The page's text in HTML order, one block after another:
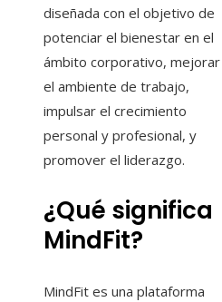
diseñada con el objetivo de
potenciar el bienestar en el
ámbito corporativo, mejorar
el ambiente de trabajo,
impulsar el crecimiento
personal y profesional, y
promover el liderazgo.
¿Qué significa
MindFit?
MindFit es una plataforma